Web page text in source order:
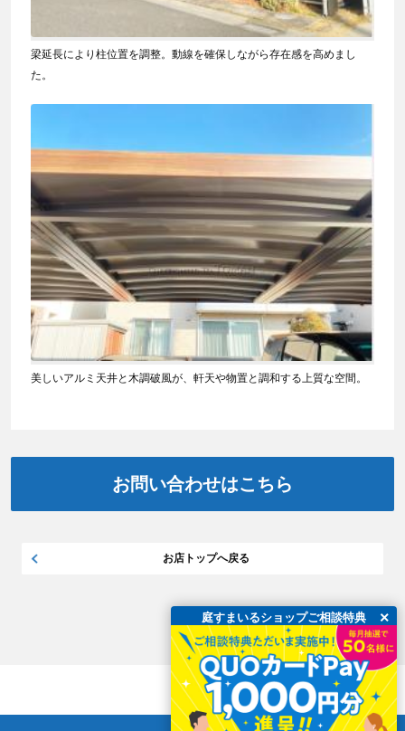
梁延長により柱位置を調整。動線を確保しながら存在感を高めまし
た。
美しいアルミ天井と木調破風が、軒天や物置と調和する上質な空間。
お問い合わせはこちら
お店トップへ戻る
×
庭すまいるショップご相談特典